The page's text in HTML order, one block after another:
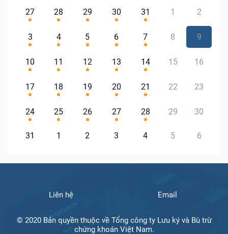
27 28 29 30 31 1 2
3 4 5 6 7 8 9
10 11 12 13 14 15 16
17 18 19 20 21 22 23
24 25 26 27 28 29 30
31 1 2 3 4 5 6
Liên hệ Email
© 2020 Bản quyền thuộc về Tổng công ty Lưu ký và Bù trừ
chứng khoán Việt Nam.